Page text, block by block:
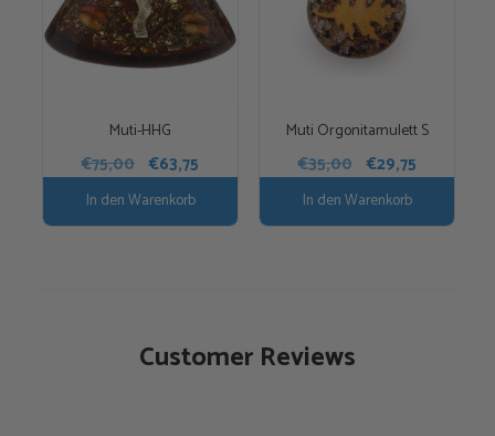
Muti-HHG
€75,00 Ursprünglicher
Preis
war:
€63,75
In den Warenkorb
Muti Orgonitamulett S
€35,00 Ursprünglicher
Preis
war:
€29,75Aktueller
In den Warenkorb
Customer Reviews